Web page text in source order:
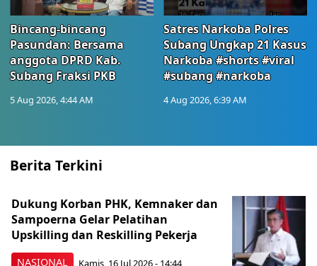
Bincang-bincang
Pasundan: Bersama
anggota DPRD Kab.
Subang Fraksi PKB
5 Aug 2026, 4:44 AM
Satres Narkoba Polres
Subang Ungkap 21 Kasus
Narkoba #shorts #viral
#subang #narkoba
4 Aug 2026, 6:39 AM
Berita Terkini
NASIONAL
Dukung Korban PHK, Kemnaker dan
Sampoerna Gelar Pelatihan
Upskilling dan Reskilling Pekerja
Kamis, 16 Jul 2026 - 14:44